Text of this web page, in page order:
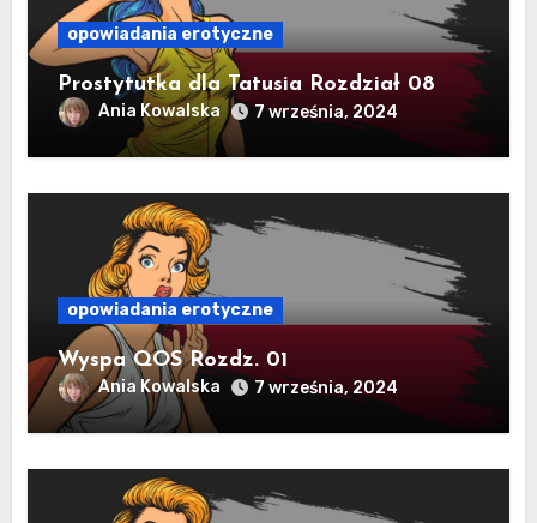
opowiadania erotyczne
Prostytutka dla Tatusia Rozdział 08
Ania Kowalska 7 września, 2024
opowiadania erotyczne
Wyspa QOS Rozdz. 01
Ania Kowalska 7 września, 2024